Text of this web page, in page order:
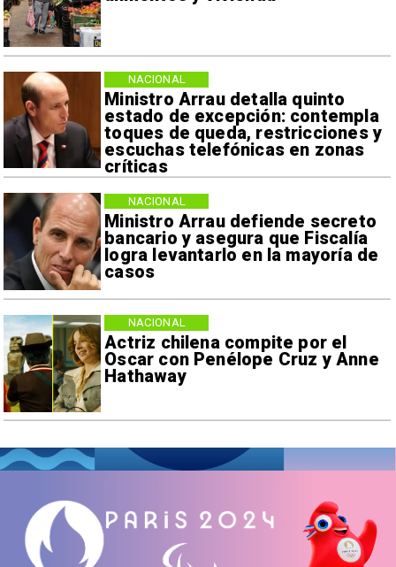
Ministro Arrau detalla quinto
estado de excepción: contempla
toques de queda, restricciones y
escuchas telefónicas en zonas
críticas
NACIONAL
Ministro Arrau defiende secreto
bancario y asegura que Fiscalía
logra levantarlo en la mayoría de
casos
NACIONAL
Actriz chilena compite por el
Oscar con Penélope Cruz y Anne
Hathaway
NACIONAL